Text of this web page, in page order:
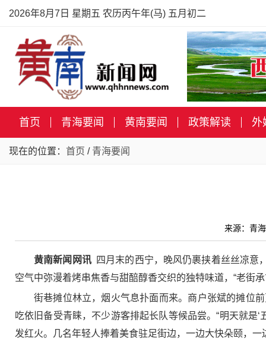
2026年8月7日 星期五 农历丙午年(马) 五月初二
首页 青海要闻 黄南要闻 政策解读 外
现在的位置： 首页 / 青海要闻
来源：青
黄南新闻网讯 四月末的西宁，晚风仍裹挟着丝丝凉意
空气中弥漫着烤串焦香与甜醅醇香交织的独特味道，“老街
街巷摊位林立，烟火气息扑面而来。商户张斌的摊位
吃依旧备受青睐，不少游客排起长队等候品尝。“明天就是
发红火。几名年轻人捧着美食驻足街边，一边大快朵颐，